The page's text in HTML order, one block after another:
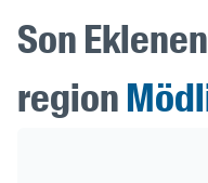
Son
region